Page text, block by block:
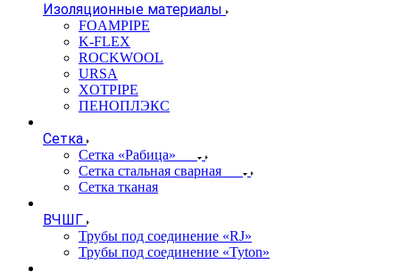
Изоляционные материалы
FOAMPIPE
K-FLEX
ROCKWOOL
URSA
XOTPIPE
ПЕНОПЛЭКС
Сетка
Сетка «Рабица»
Сетка стальная сварная
Сетка тканая
ВЧШГ
Трубы под соединение «RJ»
Трубы под соединение «Tyton»